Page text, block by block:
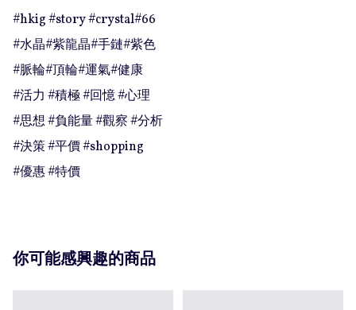
#hkig #story #crystal#66
#水晶#紫龍晶#手鏈#紫色
#脈輪#頂輪#運氣#健康
#活力 #積極 #回憶 #心理
#思想 #負能量 #觀察 #分析
#決策 #平價 #shopping
#優惠 #特價
你可能感興趣的商品